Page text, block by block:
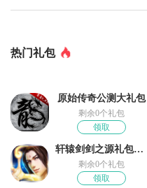
热门礼包
原始传奇公测大礼包
剩余0个礼包
领取
轩辕剑剑之源礼包领取
剩余0个礼包
领取